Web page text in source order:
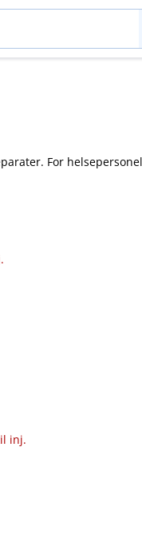
For
inj.